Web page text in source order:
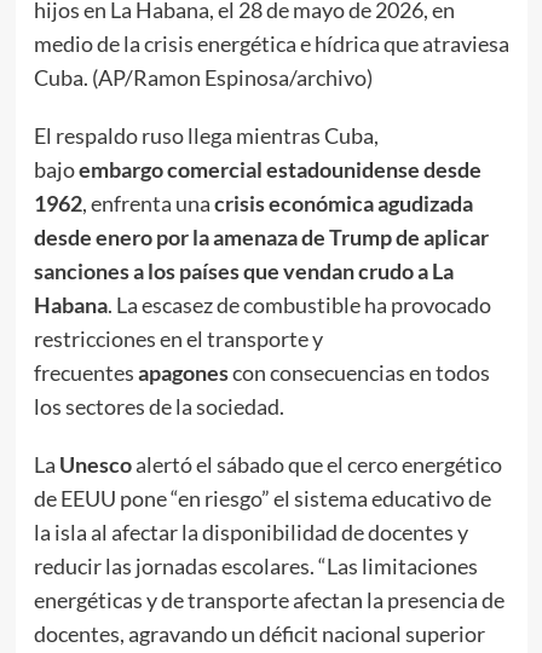
hijos en La Habana, el 28 de mayo de 2026, en
medio de la crisis energética e hídrica que atraviesa
Cuba. (AP/Ramon Espinosa/archivo)
El respaldo ruso llega mientras Cuba,
bajoembargo comercial estadounidense desde
1962, enfrenta unacrisis económica agudizada
desde enero por la amenaza de Trump de aplicar
sanciones a los países que vendan crudo a La
Habana. La escasez de combustible ha provocado
restricciones en el transporte y
frecuentesapagonescon consecuencias en todos
los sectores de la sociedad.
La Unescoalertó el sábado que el cerco energético
de EEUU pone “en riesgo” el sistema educativo de
la isla al afectar la disponibilidad de docentes y
reducir las jornadas escolares. “Las limitaciones
energéticas y de transporte afectan la presencia de
docentes, agravando un déficit nacional superior